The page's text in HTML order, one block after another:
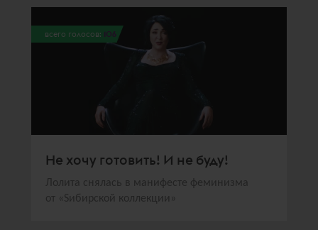
всего голосов: 106
Не хочу готовить! И не буду!
Лолита снялась в манифесте феминизма
от «Sибирской коллекции»